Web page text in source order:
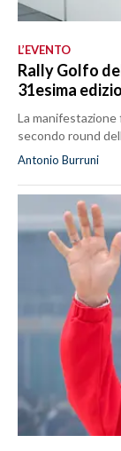
L’EVENTO
Rally Golfo
31esima
La manifestazione
secondo round
Antonio Burruni